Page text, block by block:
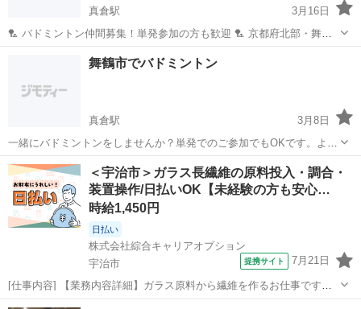
真倉駅
3月16日
🏸 バドミントン仲間募集！単発参加の方も歓迎 🏸 京都府北部・舞鶴
市内の体育館で 元気に！楽しく！バドミントンしませんか？😊✨ 📍
場所 舞鶴市内の体育館 ※駐車場あり（校舎前・無料） 🕖 時間 日曜日
真倉駅 バドミントン
舞鶴市でバドミントン
真倉駅
3月8日
一緒にバドミントンをしませんか？単発でのご参加でもOKです。よく
動いてよく笑ってたっぷり汗をかいて楽しみましょう♪ 場所 京都府舞
鶴市内の体育館 （お問い合わせいただい方に、ご案内いたします。）
とき ...
京都 舞鶴市 真倉駅 バドミントン 片付け
＜宇治市＞ガラス長繊維の原料投入・調合・
装置操作/日払いOK【未経験の方も安心…
時給1,450円
日払い
株式会社綜合キャリアオプション
宇治市
提携サイト 7月21日
[仕事内容] 【業務内容詳細】ガラス原料から繊維を作るお仕事です。
機械にガラス原料の投入、 調合したり、 出来た製品を機械にセットし